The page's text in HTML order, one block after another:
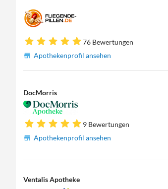
76 Bewertungen
Apothekenprofil ansehen
DocMorris
9 Bewertungen
Apothekenprofil ansehen
Ventalis Apotheke